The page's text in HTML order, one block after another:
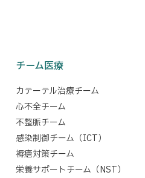
チーム医療
カテーテル治療チーム
心不全チーム
不整脈チーム
感染制御チーム（ICT）
褥瘡対策チーム
栄養サポートチーム（NST）